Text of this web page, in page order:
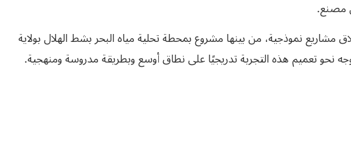
مشاريع نموذجية، من بينها مشروع بمحطة تحلية مياه البحر بشط الهلال بولاية
نحو تعميم هذه التجربة تدريجيًا على نطاق أوسع وبطريقة مدروسة ومنهجية.